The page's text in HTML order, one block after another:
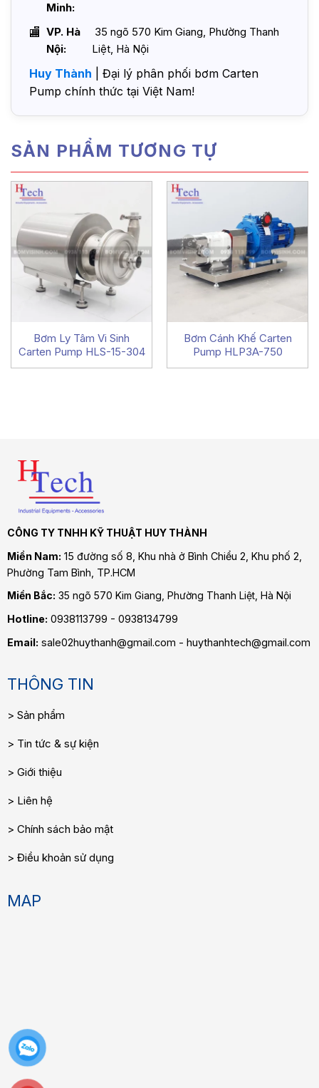
Minh:
VP. Hà
Nội:
35 ngõ 570 Kim Giang, Phường Thanh
Liệt, Hà Nội
Huy Thành | Đại lý phân phối bơm Carten
Pump chính thức tại Việt Nam!
SẢN PHẨM TƯƠNG TỰ
Bơm Ly Tâm Vi Sinh
Carten Pump HLS-15-304
Bơm Cánh Khế Carten
Pump HLP3A-750
CÔNG TY TNHH KỸ THUẬT HUY THÀNH
Miền Nam: 15 đường số 8, Khu nhà ở Bình Chiểu 2, Khu phố 2,
Phường Tam Bình , TP.HCM
Miền Bắc: 35 ngõ 570 Kim Giang, Phường Thanh Liệt, Hà Nội
Hotline: 0938113799 - 0938134799
Email: sale02huythanh@gmail.com - huythanhtech@gmail.com
THÔNG TIN
Sản phẩm
Tin tức & sự kiện
Giới thiệu
Liên hệ
Chính sách bảo mật
Điều khoản sử dụng
MAP